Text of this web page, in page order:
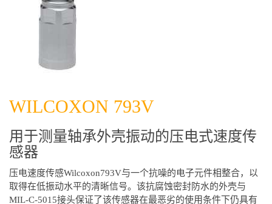
WILCOXON 793V
用于测量轴承外壳振动的压电式速度传
感器
压电速度传感Wilcoxon793V与一个抗噪的电子元件相整合，以
取得在低振动水平的清晰信号。该抗腐蚀密封防水的外壳与
MIL-C-5015接头保证了该传感器在最恶劣的使用条件下仍具有